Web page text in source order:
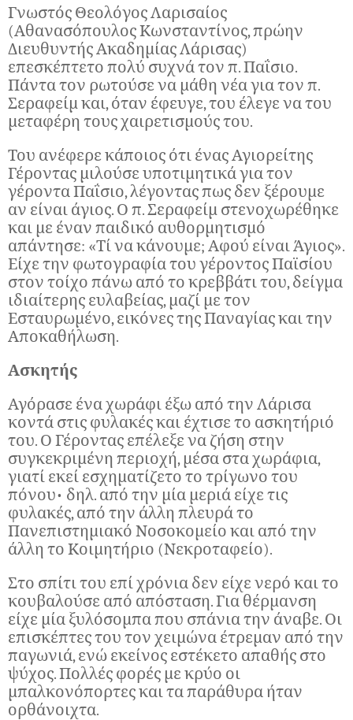
Γνωστός Θεολόγος Λαρισαίος
(Αθανασόπουλος Κωνσταντίνος, πρώην
Διευθυντής Ακαδημίας Λάρισας)
επεσκέπτετο πολύ συχνά τον π. Παΐσιο.
Πάντα τον ρωτούσε να μάθη νέα για τον π.
Σεραφείμ και, όταν έφευγε, του έλεγε να του
μεταφέρη τους χαιρετισμούς του.
Του ανέφερε κάποιος ότι ένας Αγιορείτης
Γέροντας μιλούσε υποτιμητικά για τον
γέροντα Παΐσιο, λέγοντας πως δεν ξέρουμε
αν είναι άγιος. Ο π. Σεραφείμ στενοχωρέθηκε
και με έναν παιδικό αυθορμητισμό
απάντησε: «Τί να κάνουμε; Αφού είναι Άγιος».
Είχε την φωτογραφία του γέροντος Παϊσίου
στον τοίχο πάνω από το κρεββάτι του, δείγμα
ιδιαίτερης ευλαβείας, μαζί με τον
Εσταυρωμένο, εικόνες της Παναγίας και την
Αποκαθήλωση.
Ασκητής
Αγόρασε ένα χωράφι έξω από την Λάρισα
κοντά στις φυλακές και έχτισε το ασκητήριό
του. Ο Γέροντας επέλεξε να ζήση στην
συγκεκριμένη περιοχή, μέσα στα χωράφια,
γιατί εκεί εσχηματίζετο το τρίγωνο του
πόνου• δηλ. από την μία μεριά είχε τις
φυλακές, από την άλλη πλευρά το
Πανεπιστημιακό Νοσοκομείο και από την
άλλη το Κοιμητήριο (Νεκροταφείο).
Στο σπίτι του επί χρόνια δεν είχε νερό και το
κουβαλούσε από απόσταση. Για θέρμανση
είχε μία ξυλόσομπα που σπάνια την άναβε. Οι
επισκέπτες του τον χειμώνα έτρεμαν από την
παγωνιά, ενώ εκείνος εστέκετο απαθής στο
ψύχος. Πολλές φορές με κρύο οι
μπαλκονόπορτες και τα παράθυρα ήταν
ορθάνοιχτα.